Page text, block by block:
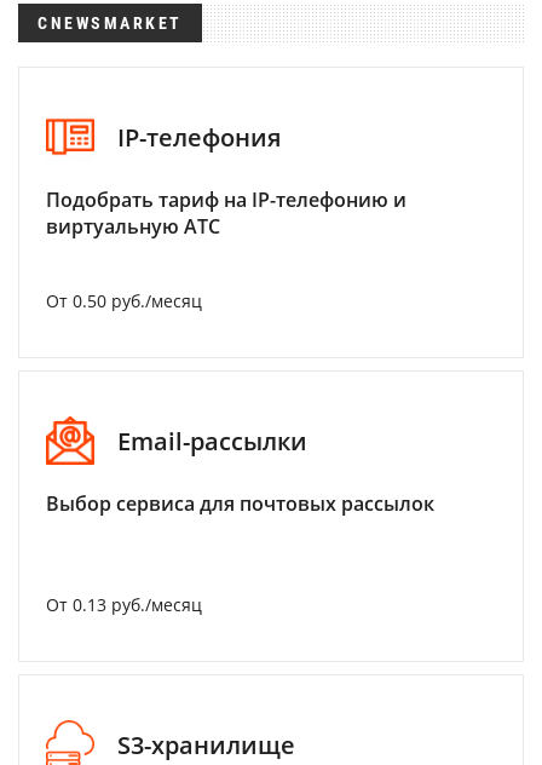
CNEWSMARKET
IP-телефония
Подобрать тариф на IP-телефонию и
виртуальную АТС
От 0.50 руб./месяц
Email-рассылки
Выбор сервиса для почтовых рассылок
От 0.13 руб./месяц
S3-хранилище